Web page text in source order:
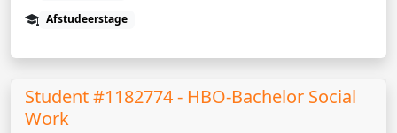
Afstudeerstage
Student #1182774 - HBO-Bachelor Social
Work